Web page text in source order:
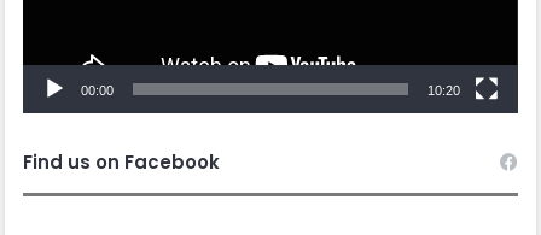
00:00 10:20
Find us on Facebook